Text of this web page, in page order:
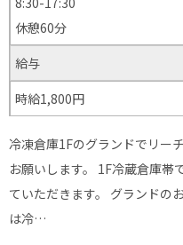
休憩60分
給与
時給1,800円
冷凍倉庫1Fのグランドでリー
お願いします。 1F冷蔵倉庫帯
ていただきます。 グランドの
は冷…